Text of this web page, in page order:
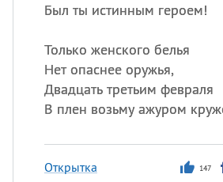
Был ты истинным героем!
Только женского белья
Нет опаснее оружья,
Двадцать третьим февраля
В плен возьму ажуром
Открытка 147